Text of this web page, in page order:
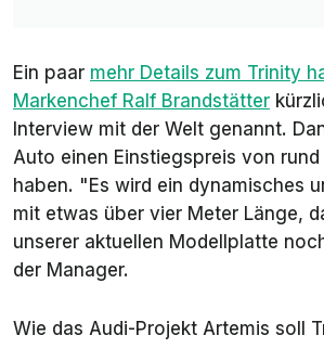
Ein paar mehr Details zum Trinity
Markenchef Ralf Brandstätter
Interview mit der Welt genannt.
Auto einen Einstiegspreis von
haben. "Es wird ein dynamisches
mit etwas über vier Meter Länge,
unserer aktuellen Modellplatte
der Manager.
Wie das Audi-Projekt Artemis soll